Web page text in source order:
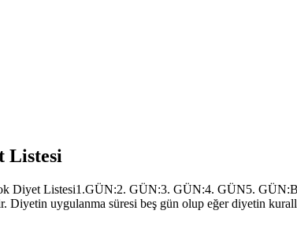
Listesi
Listesi1.GÜN:2. GÜN:3. GÜN:4. GÜN5.
uygulanma süresi beş gün olup eğer diyetin